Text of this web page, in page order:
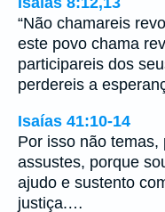
“Não chamareis
este povo chama
participareis dos
perdereis a
Isaías 41:10-14
Por isso não
assustes, porque
ajudo e sustento
justiça.…